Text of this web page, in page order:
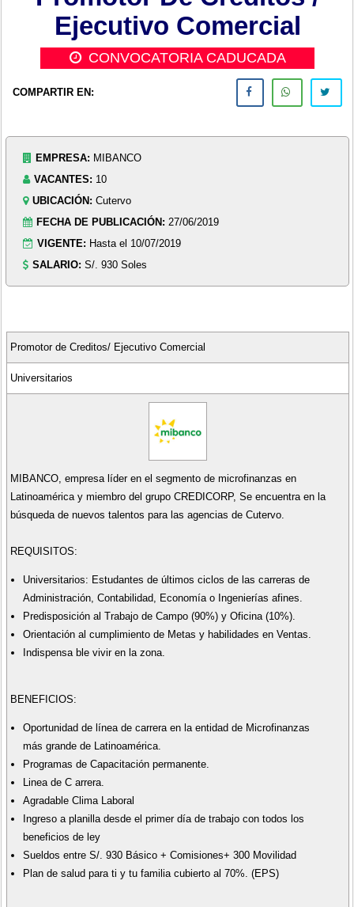
Ejecutivo Comercial
CONVOCATORIA CADUCADA
COMPARTIR EN:
EMPRESA: MIBANCO
VACANTES: 10
UBICACIÓN: Cutervo
FECHA DE PUBLICACIÓN: 27/06/2019
VIGENTE: Hasta el 10/07/2019
SALARIO: S/. 930 Soles
Promotor de Creditos/ Ejecutivo Comercial
Universitarios
MIBANCO, empresa líder en el segmento de microfinanzas en
Latinoamérica y miembro del grupo CREDICORP, Se encuentra en la
búsqueda de nuevos talentos para las agencias de Cutervo.
REQUISITOS:
Universitarios: Estudantes de últimos ciclos de las carreras de
Administración, Contabilidad, Economía o Ingenierías afines.
Predisposición al Trabajo de Campo (90%) y Oficina (10%).
Orientación al cumplimiento de Metas y habilidades en Ventas.
Indispensa ble vivir en la zona.
BENEFICIOS:
Oportunidad de línea de carrera en la entidad de Microfinanzas
más grande de Latinoamérica.
Programas de Capacitación permanente.
Linea de C arrera.
Agradable Clima Laboral
Ingreso a planilla desde el primer día de trabajo con todos los
beneficios de ley
Sueldos entre S/. 930 Básico + Comisiones+ 300 Movilidad
Plan de salud para ti y tu familia cubierto al 70%. (EPS)